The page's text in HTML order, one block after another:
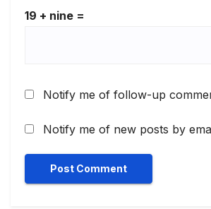
19 + nine =
Notify me of follow-up
Notify me of new posts by